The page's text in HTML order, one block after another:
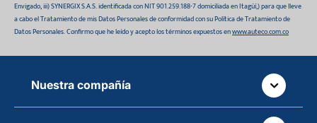
Envigado, iii) SYNERGIX S.A.S. identificada con NIT 901.259.188-7 domiciliada en Itagüí,) para que lleve
a cabo el Tratamiento de mis Datos Personales de conformidad con su Política de Tratamiento de
Datos Personales. Confirmo que he leído y acepto los términos expuestos enwww.auteco.com.co
Nuestra compañía
Quiénes somos